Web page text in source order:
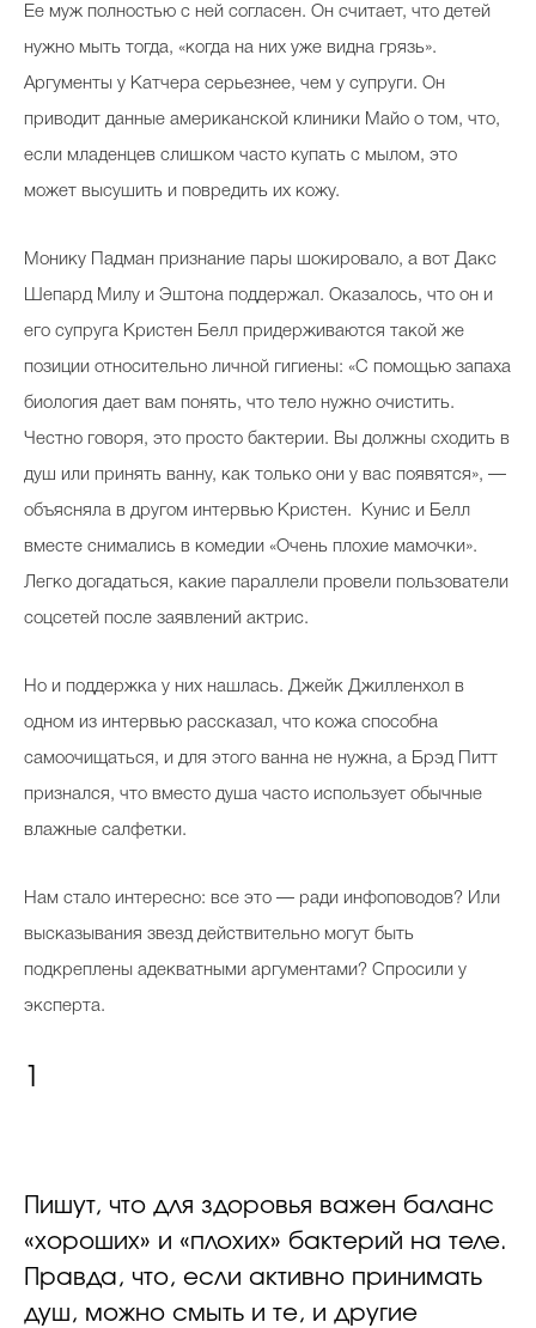
Ее муж полностью с ней согласен. Он считает, что детей
нужно мыть тогда, «когда на них уже видна грязь».
Аргументы у Катчера серьезнее, чем у супруги. Он
приводит данные американской клиники Майо о том, что,
если младенцев слишком часто купать с мылом, это
может высушить и повредить их кожу.
Монику Падман признание пары шокировало, а вот Дакс
Шепард Милу и Эштона поддержал. Оказалось, что он и
его супруга Кристен Белл придерживаются такой же
позиции относительно личной гигиены: «С помощью запаха
биология дает вам понять, что тело нужно очистить.
Честно говоря, это просто бактерии. Вы должны сходить в
душ или принять ванну, как только они у вас появятся», —
объясняла в другом интервью Кристен. Кунис и Белл
вместе снимались в комедии «Очень плохие мамочки».
Легко догадаться, какие параллели провели пользователи
соцсетей после заявлений актрис.
Но и поддержка у них нашлась. Джейк Джилленхол в
одном из интервью рассказал, что кожа способна
самоочищаться, и для этого ванна не нужна, а Брэд Питт
признался, что вместо душа часто использует обычные
влажные салфетки.
Нам стало интересно: все это — ради инфоповодов? Или
высказывания звезд действительно могут быть
подкреплены адекватными аргументами? Спросили у
эксперта.
Пишут, что для здоровья важен баланс
«хороших» и «плохих» бактерий на теле.
Правда, что, если активно принимать
душ, можно смыть и те, и другие